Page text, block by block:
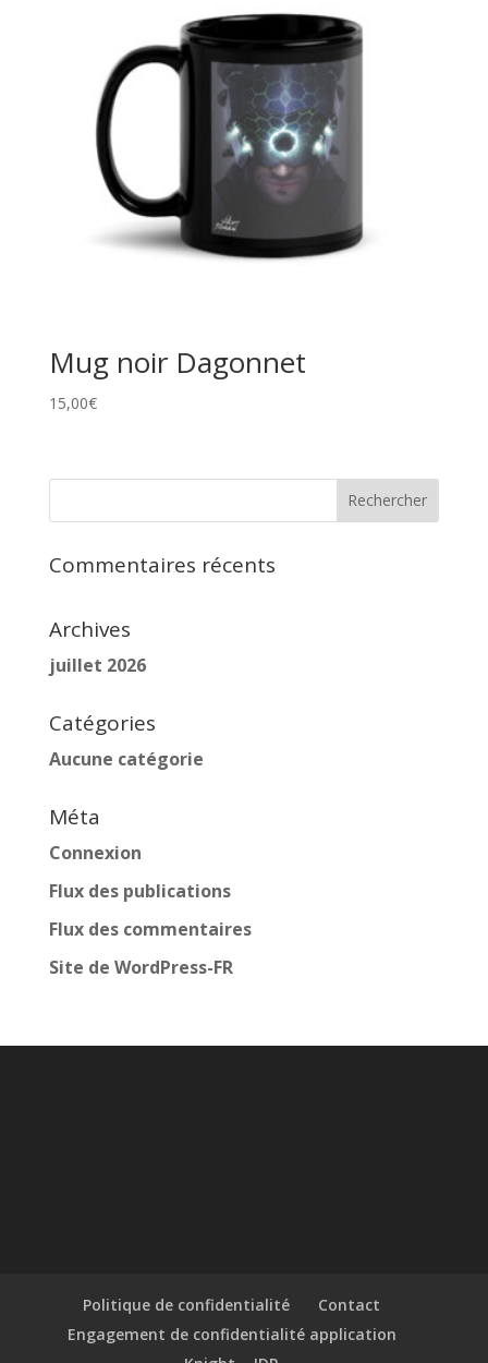
Mug noir Dagonnet
15,00€
Commentaires récents
Archives
juillet 2026
Catégories
Aucune catégorie
Méta
Connexion
Flux des publications
Flux des commentaires
Site de WordPress-FR
Politique de confidentialité
Contact
Engagement de confidentialité application